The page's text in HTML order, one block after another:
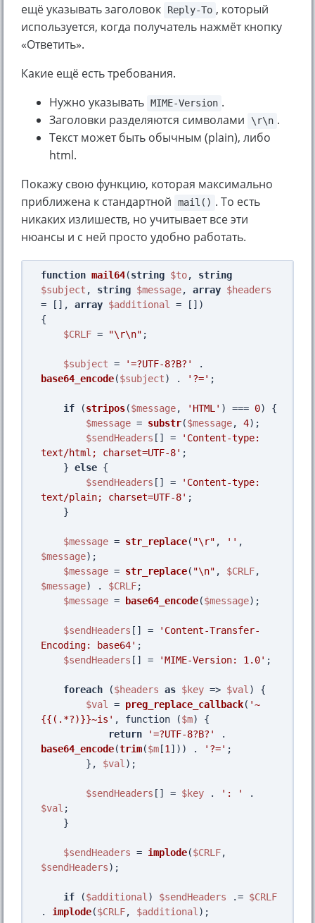
ещё указывать заголовок
Reply-To , который
используется, когда получатель нажмёт кнопку
«Ответить».
Какие ещё есть требования.
Нужно указывать MIME-Version .
Заголовки разделяются символами
\r\n .
Текст может быть обычным (plain), либо
html.
Покажу свою функцию, которая максимально
приближена к стандартной
mail() . То есть
никаких излишеств, но учитывает все эти
нюансы и с ней просто удобно работать.
function mail64(string $to, string
$subject , string $message, array $headers
= [], array $additional = []
{
$CRLF = "\r\n" ;
$subject = '=?UTF-8?B?'
base64_encode($subject) . '?=' ;
if (stripos($message, 'HTML' ) === 0) {
$message = substr($message, 4);
$sendHeaders [] =
'Content-type:
text/html; charset=UTF-8' ;
    }
else {
$sendHeaders [] =
'Content-type:
text/plain; charset=UTF-8' ;
$message = str_replace( "\r" , ''
$message);
$message = str_replace( "\n" , $CRLF
$message) . $CRLF;
$message = base64_encode($message);
$sendHeaders [] =
'Content-Transfer-
Encoding: base64' ;
$sendHeaders [] = 'MIME-Version: 1.0' ;
foreach ($headers as $key => $val ) {
$val
= preg_replace_callback( '~
{{(.*?)}}~is' , function ($m) {
return
'=?UTF-8?B?'
base64_encode(trim($m [1 ])) . '?=' ;
        },
$val );
$sendHeaders [] = $key . ': '
$val ;
$sendHeaders = implode($CRLF
$sendHeaders);
if ($additional ) $sendHeaders .= $CRLF
. implode($CRLF, $additional );